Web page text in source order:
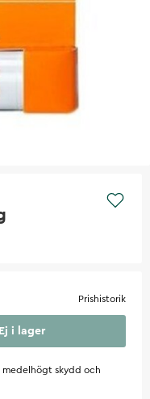
Prishistorik
Ej i lager
skydd och